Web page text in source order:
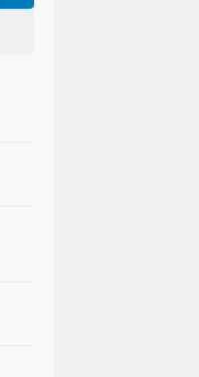
123 Guru dan Siswa alami mual dan muntah usai santap makanan dari SPPG 5 Bandengan.